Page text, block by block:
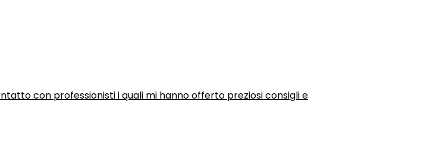
con professionisti i quali mi hanno offerto preziosi consigli e